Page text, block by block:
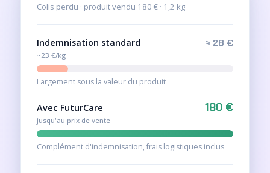
Colis perdu · produit vendu 180 € · 1,2 kg
Indemnisation standard
~23 €/kg
≈ 28 €
Largement sous la valeur du produit
Avec FuturCare
jusqu'au prix de vente
180 €
Complément d'indemnisation, frais logistiques inclus